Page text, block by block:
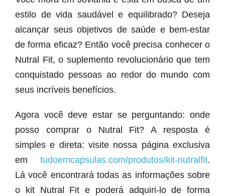
estilo de vida saudável e equilibrado? Deseja
alcançar seus objetivos de saúde e bem-estar
de forma eficaz? Então você precisa conhecer o
Nutral Fit, o suplemento revolucionário que tem
conquistado pessoas ao redor do mundo com
seus incríveis benefícios.
Agora você deve estar se perguntando: onde
posso comprar o Nutral Fit? A resposta é
simples e direta: visite nossa página exclusiva
em tudoemcapsulas.com/produtos/kit-nutralfit.
Lá você encontrará todas as informações sobre
o kit Nutral Fit e poderá adquiri-lo de forma